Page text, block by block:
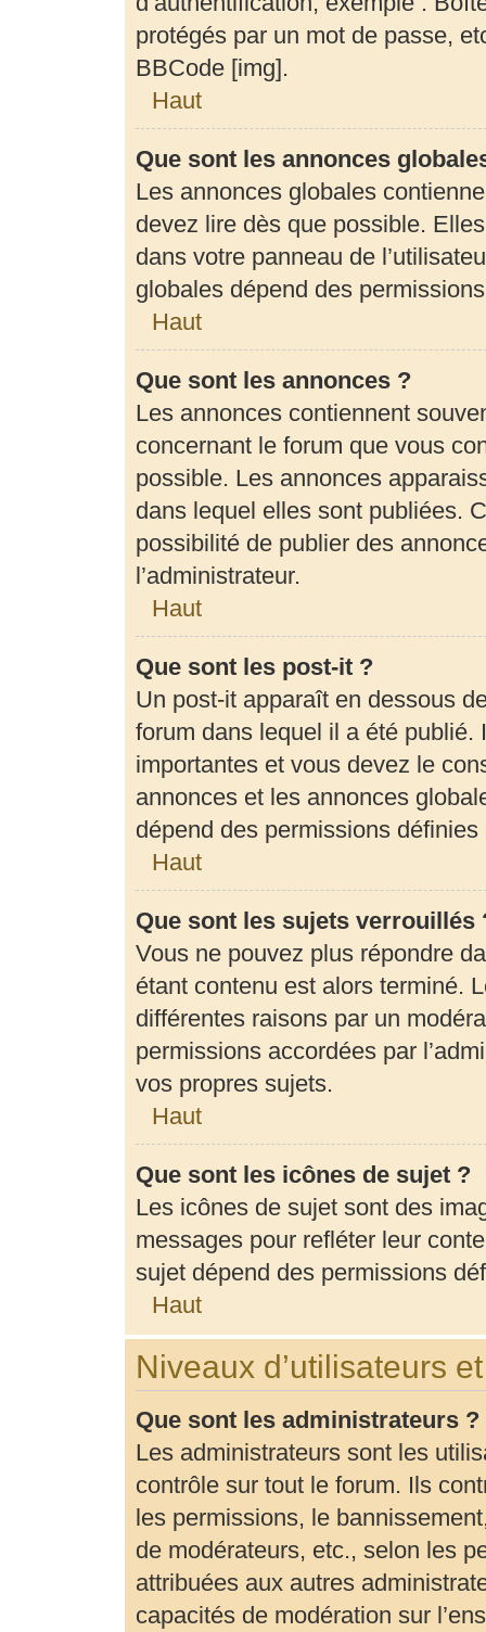
protégés par un mot de passe,
BBCode [img].
Haut
Que sont les annonces
Les annonces globales
devez lire dès que possible.
dans votre panneau de
globales dépend des
Haut
Que sont les annonces ?
Les annonces contiennent
concernant le forum que vous
possible. Les annonces
dans lequel elles sont publiées.
possibilité de publier des
l’administrateur.
Haut
Que sont les post-it ?
Un post-it apparaît en dessous
forum dans lequel il a été
importantes et vous devez le
annonces et les annonces
dépend des permissions définies
Haut
Que sont les sujets verrouillés
Vous ne pouvez plus répondre
étant contenu est alors terminé.
différentes raisons par un
permissions accordées par
vos propres sujets.
Haut
Que sont les icônes de sujet ?
Les icônes de sujet sont des
messages pour refléter leur
sujet dépend des permissions
Haut
Niveaux d’utilisateurs
Que sont les administrateurs ?
Les administrateurs sont les
contrôle sur tout le forum. Ils
les permissions, le
de modérateurs, etc., selon les
attribuées aux autres
capacités de modération sur